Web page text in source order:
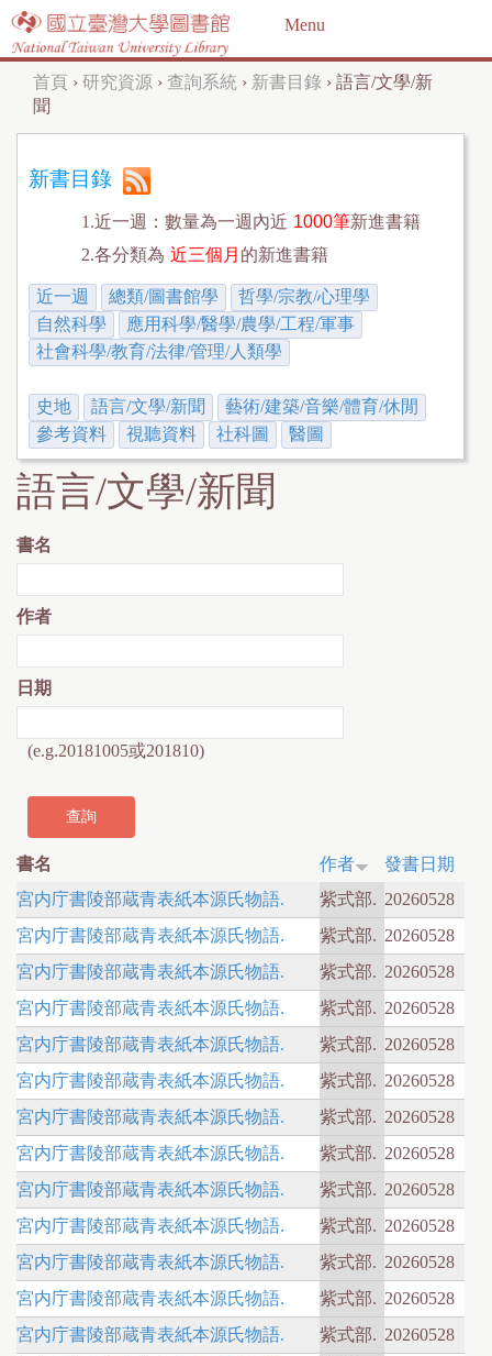
Jump to navigation
Menu
您
在
這
首頁 › 研究資源 › 查詢系統 › 新書目錄 › 語言/文學/新
聞
新書目錄
1.近一週：數量為一週內近 1000筆新進書籍
2.各分類為 近三個月 的新進書籍
近一週 總類/圖書館學
哲學/宗教/心理學
自然科學
應用科學/醫學/農學/工程/軍事
社會科學/教育/法律/管理/人類學
史地 語言/文學/新聞
藝術/建築/音樂/體育/休閒
參考資料
視聽資料 社科圖 醫圖
語言/文學/新聞
書名
作者
日期
(e.g.20181005或201810)
書名 作者
發書日期
宮内庁書陵部蔵青表紙本源氏物語.
紫式部. 20260528
宮内庁書陵部蔵青表紙本源氏物語.
紫式部. 20260528
宮内庁書陵部蔵青表紙本源氏物語.
紫式部. 20260528
宮内庁書陵部蔵青表紙本源氏物語.
紫式部. 20260528
宮内庁書陵部蔵青表紙本源氏物語.
紫式部. 20260528
宮内庁書陵部蔵青表紙本源氏物語.
紫式部. 20260528
宮内庁書陵部蔵青表紙本源氏物語.
紫式部. 20260528
宮内庁書陵部蔵青表紙本源氏物語.
紫式部. 20260528
宮内庁書陵部蔵青表紙本源氏物語.
紫式部. 20260528
宮内庁書陵部蔵青表紙本源氏物語.
紫式部. 20260528
宮内庁書陵部蔵青表紙本源氏物語.
紫式部. 20260528
宮内庁書陵部蔵青表紙本源氏物語.
紫式部. 20260528
宮内庁書陵部蔵青表紙本源氏物語.
紫式部. 20260528